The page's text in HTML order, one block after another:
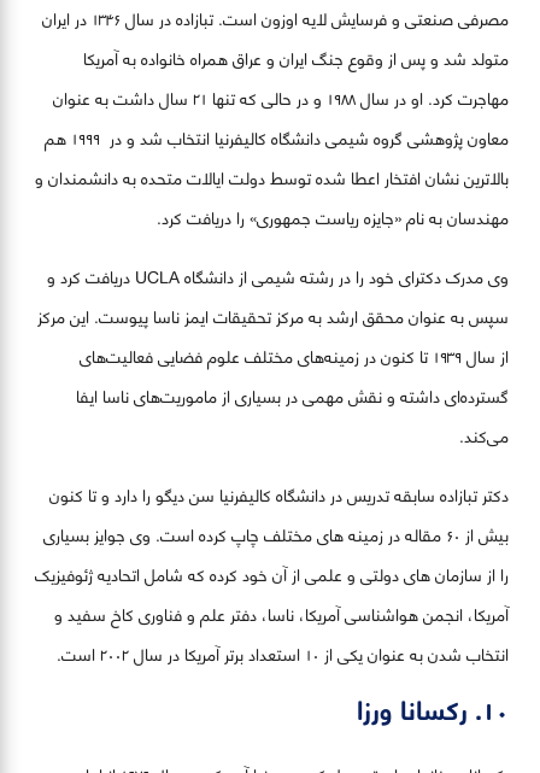
مصرفی صنعتی و فرسایش لایه اوزون است. تبازاده در سال ۱۳۴۶ در ایران
متولد شد و پس از وقوع جنگ ایران و عراق همراه خانواده به آمریکا
مهاجرت کرد. او در سال ۱۹۸۸ و در حالی که تنها ۲۱ سال داشت به عنوان
معاون پژوهشی گروه شیمی دانشگاه کالیفرنیا انتخاب شد و در ۱۹۹۹ هم
بالاترین نشان افتخار اعطا شده توسط دولت ایالات متحده به دانشمندان و
مهندسان به نام «جایزه ریاست جمهوری» را دریافت کرد.
وی مدرک دکترای خود را در رشته شیمی از دانشگاه UCLA دریافت کرد و
سپس به عنوان محقق ارشد به مرکز تحقیقات ایمز ناسا پیوست. این مرکز
از سال ۱۹۳۹ تا کنون در زمینه‌های مختلف علوم فضایی فعالیت‌های
گسترده‌ای داشته و نقش مهمی در بسیاری از ماموریت‌های ناسا ایفا
می‌کند.
دکتر تبازاده سابقه تدریس در دانشگاه کالیفرنیا سن دیگو را دارد و تا کنون
بیش از ۶۰ مقاله در زمینه های مختلف چاپ کرده است. وی جوایز بسیاری
را از سازمان های دولتی و علمی از آن خود کرده که شامل اتحادیه ژئوفیزیک
آمریکا، انجمن هواشناسی آمریکا، ناسا، دفتر علم و فناوری کاخ سفید و
انتخاب شدن به عنوان یکی از ۱۰ استعداد برتر آمریکا در سال ۲۰۰۲ است.
۱۰. رکسانا ورزا